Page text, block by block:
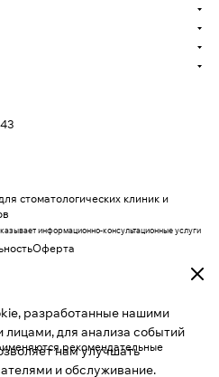
разработанные нашими
для анализа событий
нам улучшать
и обслуживание.
стоматологических клиник и
информационно-консультационные услуги
Оферта
рекомендательные